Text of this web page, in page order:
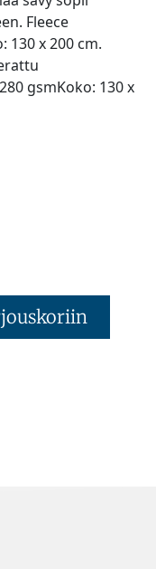
Fleece
130 x 200 cm.
gsmKoko: 130 x